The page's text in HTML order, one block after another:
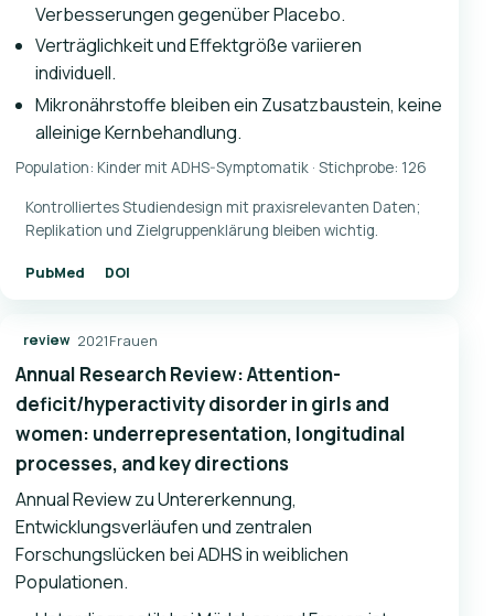
Verbesserungen gegenüber Placebo.
Verträglichkeit und Effektgröße variieren
individuell.
Mikronährstoffe bleiben ein Zusatzbaustein, keine
alleinige Kernbehandlung.
Population: Kinder mit ADHS-Symptomatik · Stichprobe: 126
Kontrolliertes Studiendesign mit praxisrelevanten Daten;
Replikation und Zielgruppenklärung bleiben wichtig.
PubMed DOI
review 2021Frauen
Annual Research Review: Attention-
deficit/hyperactivity disorder in girls and
women: underrepresentation, longitudinal
processes, and key directions
Annual Review zu Untererkennung,
Entwicklungsverläufen und zentralen
Forschungslücken bei ADHS in weiblichen
Populationen.